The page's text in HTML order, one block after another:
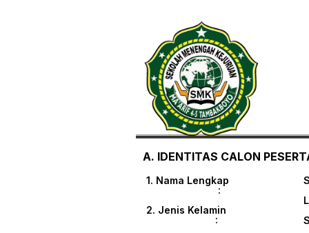
A. IDENTITAS CALON
1. Nama Lengkap
:
2. Jenis Kelamin
: